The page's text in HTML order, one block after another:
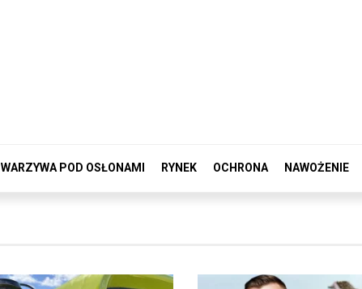
WARZYWA POD OSŁONAMI RYNEK OCHRONA NAWOŻENIE